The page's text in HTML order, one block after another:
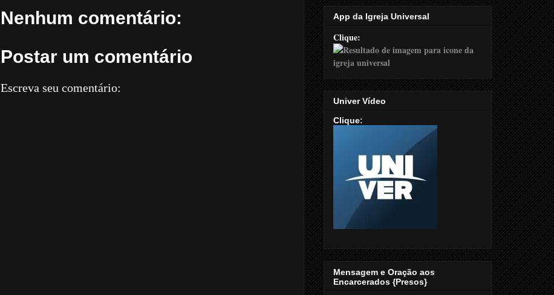
Nenhum comentário:
Postar um comentário
Escreva seu comentário:
App da Igreja Universal
Clique:
Univer Vídeo
Clique:
Mensagem e Oração aos
Encarcerados {Presos}